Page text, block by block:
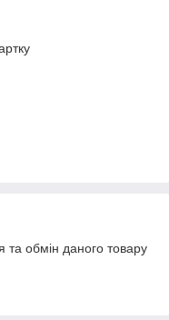
обмін даного товару